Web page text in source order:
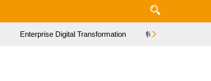
Enterprise Digital Transformation 特集